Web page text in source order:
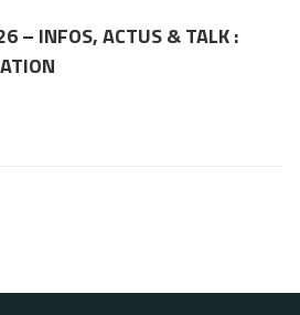
– INFOS, ACTUS & TALK :